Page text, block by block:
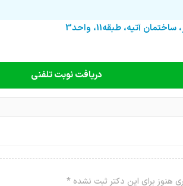
آتیه، طبقه11، واحد3
دریافت نوبت تلفنی
هنوز برای این دکتر ثبت نشده *